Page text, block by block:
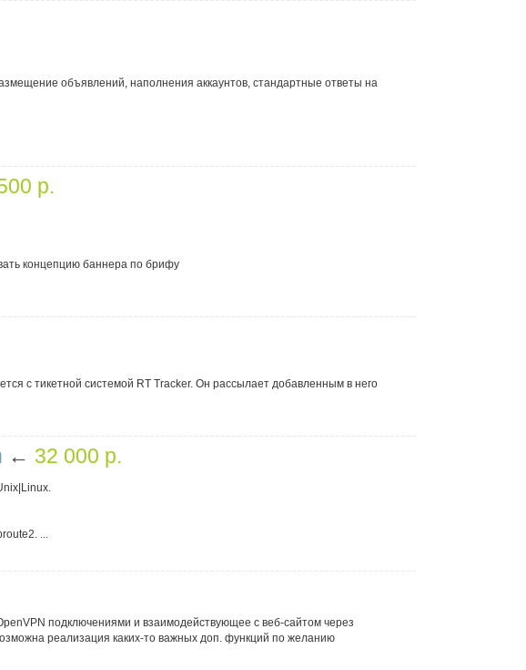
объявлений, наполнения аккаунтов, стандартные ответы на
p.
концепцию баннера по брифу
с тикетной системой RT Tracker. Он рассылает добавленным в него
← 32 000 p.
...
подключениями и взаимодействующее с веб-сайтом через
реализация каких-то важных доп. функций по желанию